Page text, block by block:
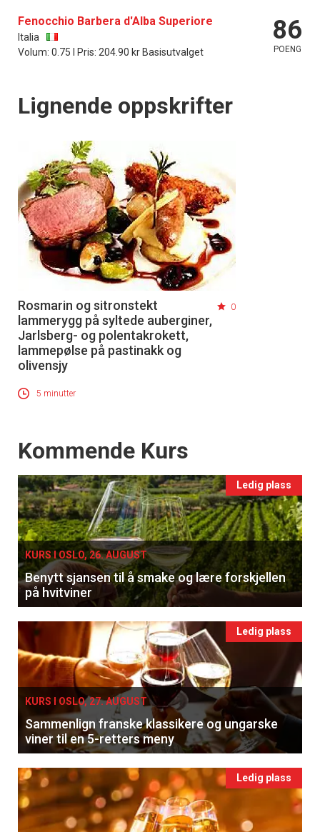
×
Få ukentlige nyhetsbrev fra
Apéritif
Fenocchio Barbera d'Alba Superiore
Italia
Volum: 0.75 l Pris: 204.90 kr Basisutvalget
86
POENG
Lignende oppskrifter
Rosmarin og sitronstekt
lammerygg på syltede auberginer,
Jarlsberg- og polentakrokett,
lammepølse på pastinakk og
olivensjy
0
5 minutter
Events
Kommende Kurs
Ledig plass
KURS I OSLO, 26. AUGUST
Benytt sjansen til å smake og lære forskjellen
på hvitviner
Ledig plass
KURS I OSLO, 27. AUGUST
Sammenlign franske klassikere og ungarske
viner til en 5-retters meny
Ledig plass